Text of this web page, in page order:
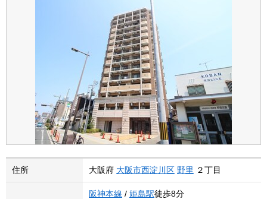
住所 大阪府 大阪市西淀川区 野里 ２丁目
阪神本線 / 姫島駅徒歩8分